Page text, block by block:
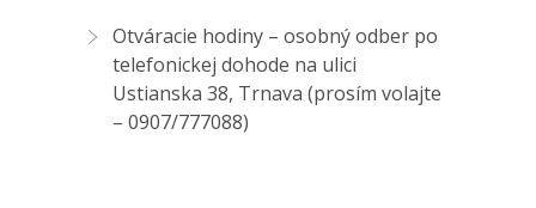
Otváracie hodiny – osobný odber po
telefonickej dohode na ulici
Ustianska 38, Trnava (prosím volajte
– 0907/777088)